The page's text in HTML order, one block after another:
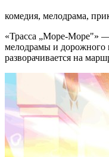
комедия, мелодрама,
«Трасса „Море-Море"» —
мелодрамы и дорожного
разворачивается на